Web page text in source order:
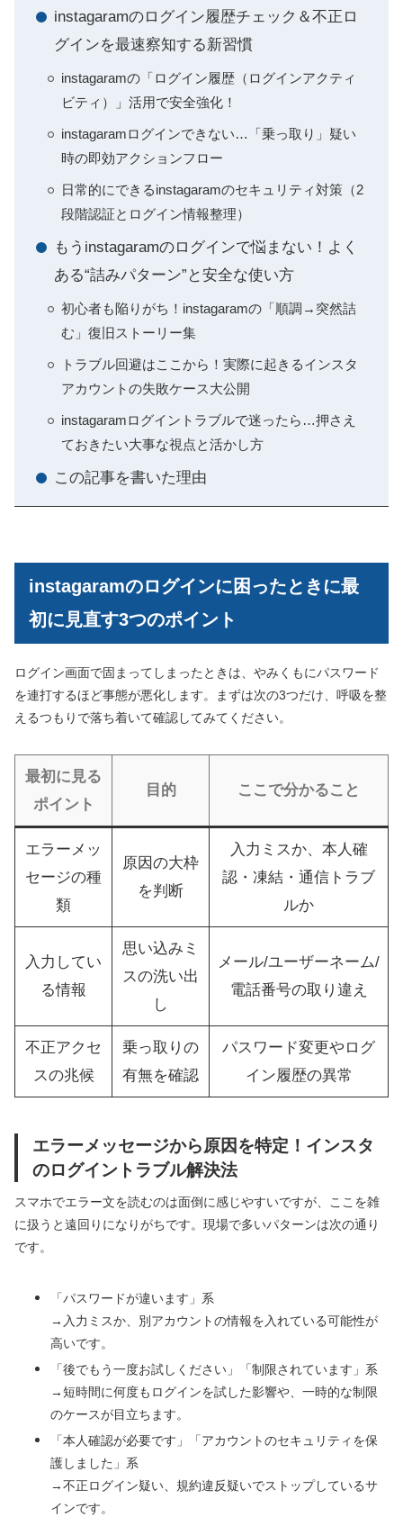
instagaramのログイン履歴チェック＆不正ロ
グインを最速察知する新習慣
instagaramの「ログイン履歴（ログインアクティ
ビティ）」活用で安全強化！
instagaramログインできない…「乗っ取り」疑い
時の即効アクションフロー
日常的にできるinstagaramのセキュリティ対策（2
段階認証とログイン情報整理）
もうinstagaramのログインで悩まない！よく
ある“詰みパターン”と安全な使い方
初心者も陥りがち！instagaramの「順調→突然詰
む」復旧ストーリー集
トラブル回避はここから！実際に起きるインスタ
アカウントの失敗ケース大公開
instagaramログイントラブルで迷ったら…押さえ
ておきたい大事な視点と活かし方
この記事を書いた理由
instagaramのログインに困ったときに最
初に見直す3つのポイント
ログイン画面で固まってしまったときは、やみくもにパスワード
を連打するほど事態が悪化します。まずは次の3つだけ、呼吸を整
えるつもりで落ち着いて確認してみてください。
最初に見る
ポイント
目的 ここで分かること
エラーメッ
セージの種
類
原因の大枠
を判断
入力ミスか、本人確
認・凍結・通信トラブ
ルか
入力してい
る情報
思い込みミ
スの洗い出
し
メール/ユーザーネーム/
電話番号の取り違え
不正アクセ
スの兆候
乗っ取りの
有無を確認
パスワード変更やログ
イン履歴の異常
エラーメッセージから原因を特定！インスタ
のログイントラブル解決法
スマホでエラー文を読むのは面倒に感じやすいですが、ここを雑
に扱うと遠回りになりがちです。現場で多いパターンは次の通り
です。
「パスワードが違います」系
→入力ミスか、別アカウントの情報を入れている可能性が
高いです。
「後でもう一度お試しください」「制限されています」系
→短時間に何度もログインを試した影響や、一時的な制限
のケースが目立ちます。
「本人確認が必要です」「アカウントのセキュリティを保
護しました」系
→不正ログイン疑い、規約違反疑いでストップしているサ
インです。